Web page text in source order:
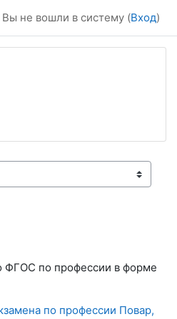
Вы не вошли в систему (Вход)
ФГОС по профессии в форме
по профессии Повар,